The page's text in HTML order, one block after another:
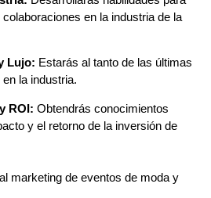
en la industria de la
Lujo: Estarás al tanto de las últimas
la industria.
ROI: Obtendrás conocimientos
y el retorno de la inversión de
marketing de eventos de moda y